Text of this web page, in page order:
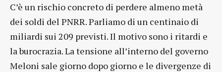
C’è un rischio concreto di perdere almeno metà
dei soldi del PNRR. Parliamo di un centinaio di
miliardi sui 209 previsti. Il motivo sono i ritardi e
la burocrazia. La tensione all’interno del governo
Meloni sale giorno dopo giorno e le divergenze di